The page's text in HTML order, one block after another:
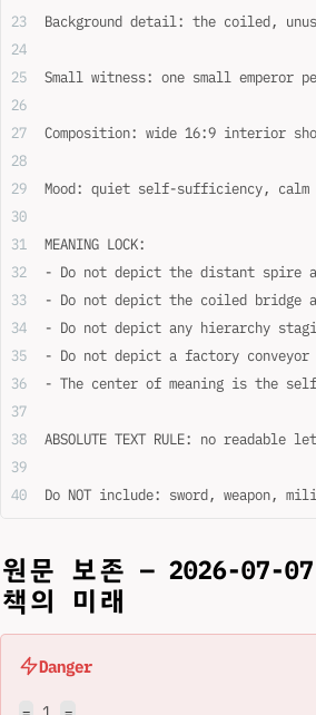
Background detail: the coiled,
Small witness: one small
Composition: wide 16:9 interior
Mood: quiet self-sufficiency,
MEANING LOCK:
- Do not depict the distant spire
- Do not depict the coiled bridge
- Do not depict any hierarchy
- Do not depict a factory
- The center of meaning is the
ABSOLUTE TEXT RULE: no
Do NOT include: sword, weapon,
원문 보존 — 2026-07-
책의 미래
Danger